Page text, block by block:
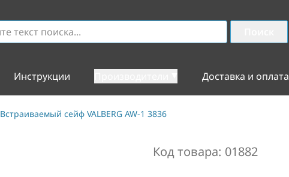
Инструкции Доставка и оплата
Встраиваемый сейф VALBERG AW-1 3836
Код товара: 01882